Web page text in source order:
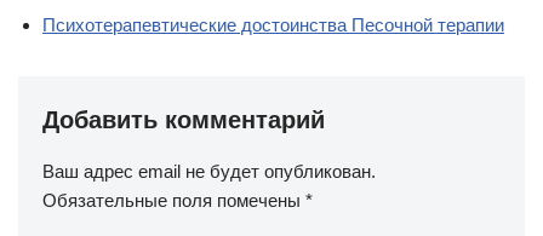
Психотерапевтические достоинства Песочной терапии
Добавить комментарий
Ваш адрес email не будет опубликован.
Обязательные поля помечены *